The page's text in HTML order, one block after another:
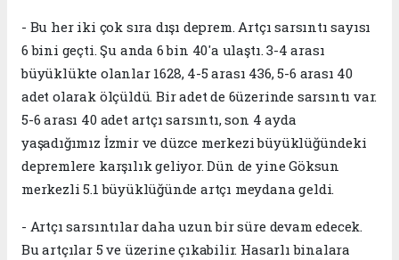
- Bu her iki çok sıra dışı deprem. Artçı sarsıntı sayısı
6 bini geçti. Şu anda 6 bin 40'a ulaştı. 3-4 arası
büyüklükte olanlar 1628, 4-5 arası 436, 5-6 arası 40
adet olarak ölçüldü. Bir adet de 6üzerinde sarsıntı var.
5-6 arası 40 adet artçı sarsıntı, son 4 ayda
yaşadığımız İzmir ve düzce merkezi büyüklüğündeki
depremlere karşılık geliyor. Dün de yine Göksun
merkezli 5.1 büyüklüğünde artçı meydana geldi.
- Artçı sarsıntılar daha uzun bir süre devam edecek.
Bu artçılar 5 ve üzerine çıkabilir. Hasarlı binalara